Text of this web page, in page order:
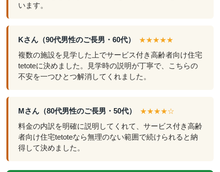
います。
Kさん（90代男性のご長男・60代） ★★★★★
複数の施設を見学した上でサービス付き高齢者向け住宅
tetoteに決めました。見学時の説明が丁寧で、こちらの
不安を一つひとつ解消してくれました。
Mさん（80代男性のご長男・50代） ★★★★☆
料金の内訳を明確に説明してくれて、サービス付き高齢
者向け住宅tetoteなら無理のない範囲で続けられると納
得して決めました。